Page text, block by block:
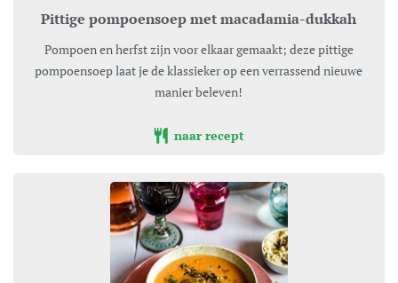
Pittige pompoensoep met macadamia-dukkah
Pompoen en herfst zijn voor elkaar gemaakt; deze pittige
pompoensoep laat je de klassieker op een verrassend nieuwe
manier beleven!
naar recept